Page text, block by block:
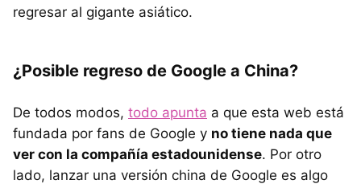
regresar al gigante asiático.
¿Posible regreso de Google a China?
De todos modos, todo apunta a que esta web está
fundada por fans de Google y no tiene nada que
ver con la compañía estadounidense. Por otro
lado, lanzar una versión china de Google es algo